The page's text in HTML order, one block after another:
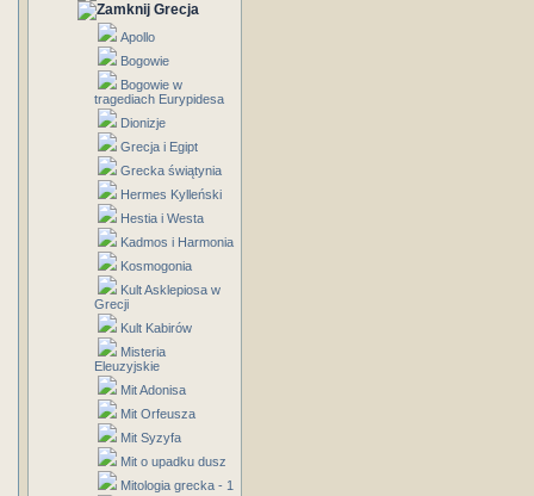
Grecja
Apollo
Bogowie
Bogowie w
tragediach Eurypidesa
Dionizje
Grecja i Egipt
Grecka świątynia
Hermes Kylleński
Hestia i Westa
Kadmos i Harmonia
Kosmogonia
Kult Asklepiosa w
Grecji
Kult Kabirów
Misteria
Eleuzyjskie
Mit Adonisa
Mit Orfeusza
Mit Syzyfa
Mit o upadku dusz
Mitologia grecka - 1